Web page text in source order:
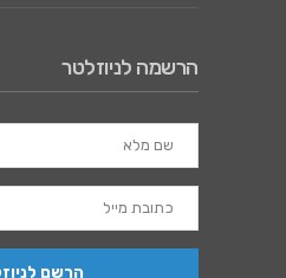
הרשמה לניוזלטר